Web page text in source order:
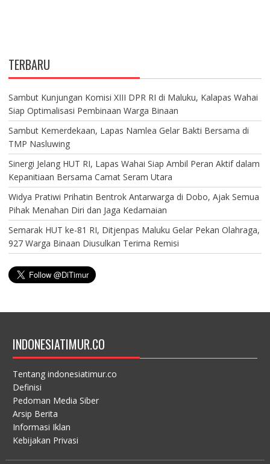
TERBARU
Sambut Kunjungan Komisi XIII DPR RI di Maluku, Kalapas Wahai
Siap Optimalisasi Pembinaan Warga Binaan
Sambut Kemerdekaan, Lapas Namlea Gelar Bakti Bersama di
TMP Nasluwing
Sinergi Jelang HUT RI, Lapas Wahai Siap Ambil Peran Aktif dalam
Kepanitiaan Bersama Camat Seram Utara
Widya Pratiwi Prihatin Bentrok Antarwarga di Dobo, Ajak Semua
Pihak Menahan Diri dan Jaga Kedamaian
Semarak HUT ke-81 RI, Ditjenpas Maluku Gelar Pekan Olahraga,
927 Warga Binaan Diusulkan Terima Remisi
INDONESIATIMUR.CO
Tentang indonesiatimur.co
Definisi
Pedoman Media Siber
Arsip Berita
Informasi Iklan
Kebijakan Privasi